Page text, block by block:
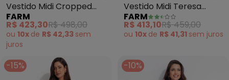
Vestido Midi Cropped
Carolina (Bege)
FARM
R$ 423,30R$ 498,00
ou 10x de R$ 42,33 sem
juros
Vestido Midi Teresa
(Bege)
FARM
R$ 413,10R$ 459,00
ou 10x de R$ 41,31 sem juros
-15% -10%